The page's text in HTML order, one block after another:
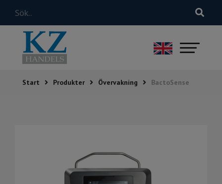
Start Produkter Övervakning BactoSense